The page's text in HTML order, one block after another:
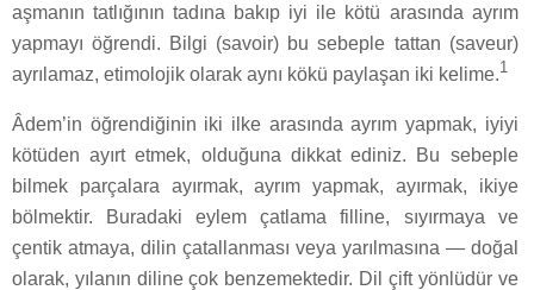
aşmanın tatlığının tadına bakıp iyi ile kötü arasında ayrım
yapmayı öğrendi. Bilgi (savoir) bu sebeple tattan (saveur)
ayrılamaz, etimolojik olarak aynı kökü paylaşan iki kelime.1
Âdem’in öğrendiğinin iki ilke arasında ayrım yapmak, iyiyi
kötüden ayırt etmek, olduğuna dikkat ediniz. Bu sebeple
bilmek parçalara ayırmak, ayrım yapmak, ayırmak, ikiye
bölmektir. Buradaki eylem çatlama filline, sıyırmaya ve
çentik atmaya, dilin çatallanması veya yarılmasına — doğal
olarak, yılanın diline çok benzemektedir. Dil çift yönlüdür ve